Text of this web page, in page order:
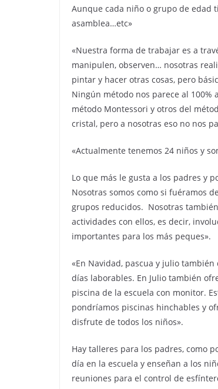
Aunque cada niño o grupo de edad
asamblea…etc»
«Nuestra forma de trabajar es a
manipulen, observen… nosotras
pintar y hacer otras cosas, pero
Ningún método nos parece al 100%
método Montessori y otros del
cristal, pero a nosotras eso no nos
«Actualmente tenemos 24 niños y
Lo que más le gusta a los padres y
Nosotras somos como si fuéramos
grupos reducidos. Nosotras
actividades con ellos, es decir,
importantes para los más peques».
«En Navidad, pascua y julio
días laborables. En Julio también
piscina de la escuela con monitor.
pondríamos piscinas hinchables y
disfrute de todos los niños».
Hay talleres para los padres, como
día en la escuela y enseñan a los
reuniones para el control de